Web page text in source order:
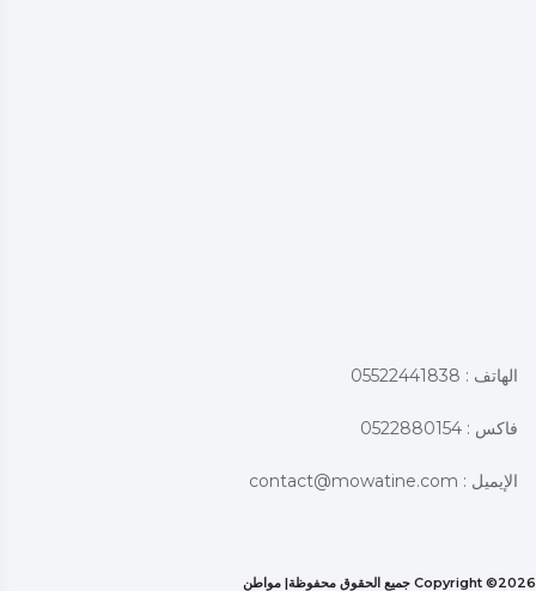
الهاتف : 05522441838
فاكس : 0522880154
الإيميل : contact@mowatine.com
Copyright ©2026 جميع الحقوق محفوظة| مواطن